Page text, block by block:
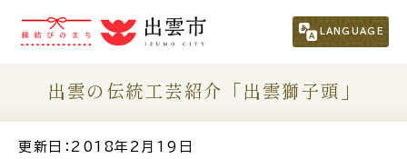
LANGUAGE
市民の方 （くらし・行政・議会）
事業者の方
観光される方
出雲の伝統工芸紹介「出雲獅子頭」
更新日：2018年2月19日